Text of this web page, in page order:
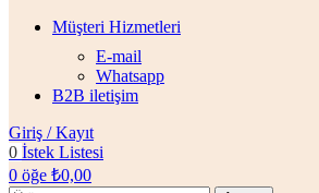
Müşteri Hizmetleri
E-mail
Whatsapp
B2B iletişim
Giriş / Kayıt
0 İstek Listesi
0 öğe ₺0,00